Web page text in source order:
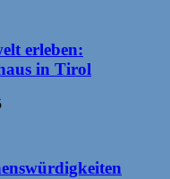
erleben:
in Tirol